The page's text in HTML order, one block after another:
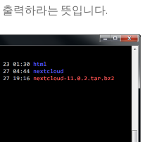
력하라는 뜻입니다.